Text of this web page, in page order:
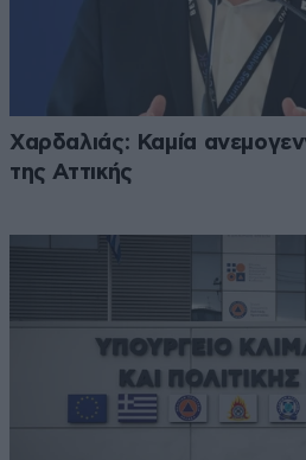
Χαρδαλιάς: Καμία
της Αττικής